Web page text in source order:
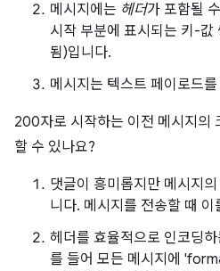
메시지에는 헤더가 포함될
시작 부분에 표시되는 키-값
됨)입니다.
메시지는 텍스트 페이로드
200자로 시작하는 이전 메시지의
할 수 있나요?
댓글이 흥미롭지만 메시지
니다. 메시지를 전송할 때 이
헤더를 효율적으로 인코딩
를 들어 모든 메시지에